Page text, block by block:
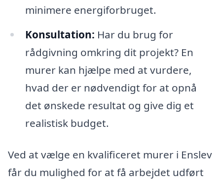
minimere energiforbruget.
Konsultation: Har du brug for
rådgivning omkring dit projekt? En
murer kan hjælpe med at vurdere,
hvad der er nødvendigt for at opnå
det ønskede resultat og give dig et
realistisk budget.
Ved at vælge en kvalificeret murer i Enslev
får du mulighed for at få arbejdet udført